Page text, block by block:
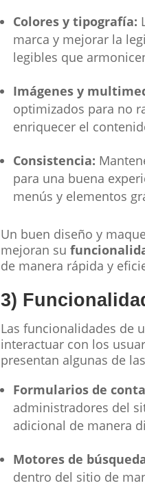
Colores y tipografía:
marca y mejorar la
legibles que
Imágenes y
optimizados para no
enriquecer el
Consistencia:
para una buena
menús y elementos
Un buen diseño y
mejoran su
de manera rápida y
3)
Las funcionalidades de
interactuar con los
presentan algunas de
Formularios de
administradores del
adicional de manera
Motores de
dentro del sitio de